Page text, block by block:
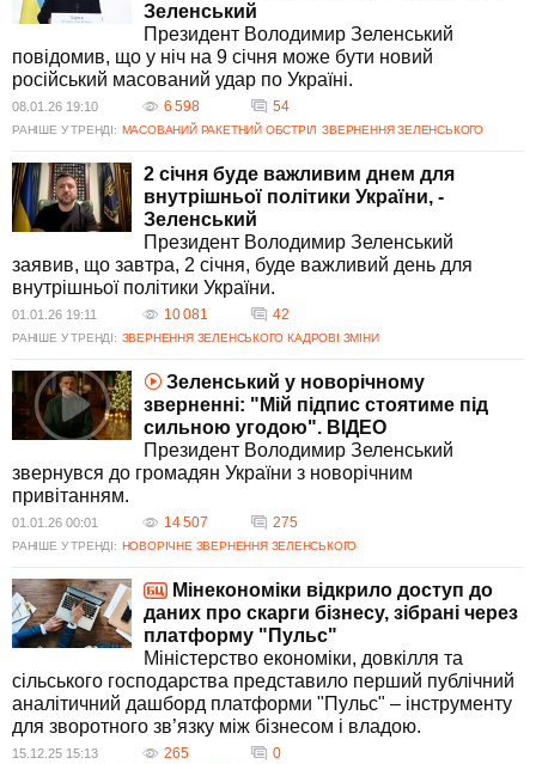
Зеленський
Президент Володимир Зеленський
повідомив, що у ніч на 9 січня може бути новий
російський масований удар по Україні.
08.01.26 19:10 6 598 54
РАНІШЕ У ТРЕНДІ: МАСОВАНИЙ РАКЕТНИЙ ОБСТРІЛ ЗВЕРНЕННЯ ЗЕЛЕНСЬКОГО
2 січня буде важливим днем для
внутрішньої політики України, -
Зеленський
Президент Володимир Зеленський
заявив, що завтра, 2 січня, буде важливий день для
внутрішньої політики України.
01.01.26 19:11 10 081 42
РАНІШЕ У ТРЕНДІ: ЗВЕРНЕННЯ ЗЕЛЕНСЬКОГО КАДРОВІ ЗМІНИ
Зеленський у новорічному
зверненні: "Мій підпис стоятиме під
сильною угодою". ВIДЕО
Президент Володимир Зеленський
звернувся до громадян України з новорічним
привітанням.
01.01.26 00:01 14 507 275
РАНІШЕ У ТРЕНДІ: НОВОРІЧНЕ ЗВЕРНЕННЯ ЗЕЛЕНСЬКОГО
Мінекономіки відкрило доступ до
даних про скарги бізнесу, зібрані через
платформу "Пульс"
Міністерство економіки, довкілля та
сільського господарства представило перший публічний
аналітичний дашборд платформи "Пульс" ‒ інструменту
для зворотного зв’язку між бізнесом і владою.
15.12.25 15:13 265 0